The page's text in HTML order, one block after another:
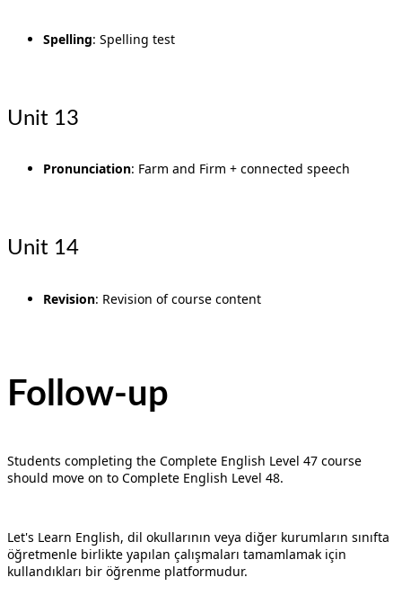
Spelling: Spelling test
Unit 13
Pronunciation: Farm and Firm + connected speech
Unit 14
Revision: Revision of course content
Follow-up
Students completing the Complete English Level 47 course
should move on to Complete English Level 48.
Let's Learn English, dil okullarının veya diğer kurumların sınıfta
öğretmenle birlikte yapılan çalışmaları tamamlamak için
kullandıkları bir öğrenme platformudur.